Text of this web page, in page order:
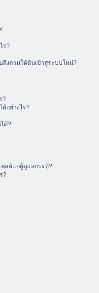
ร?
ถึงถามให้ฉันเข้าสู่ระบบใหม่?
?
อย่างไร?
ด้?
พสต์แก่ผู้ดูแลกระทู้?
?